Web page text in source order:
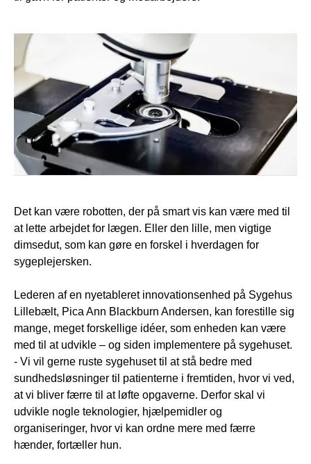
Det kan være robotten, der på smart vis kan være med til
at lette arbejdet for lægen. Eller den lille, men vigtige
dimsedut, som kan gøre en forskel i hverdagen for
sygeplejersken.
Lederen af en nyetableret innovationsenhed på Sygehus
Lillebælt, Pica Ann Blackburn Andersen, kan forestille sig
mange, meget forskellige idéer, som enheden kan være
med til at udvikle – og siden implementere på sygehuset.
- Vi vil gerne ruste sygehuset til at stå bedre med
sundhedsløsninger til patienterne i fremtiden, hvor vi ved,
at vi bliver færre til at løfte opgaverne. Derfor skal vi
udvikle nogle teknologier, hjælpemidler og
organiseringer, hvor vi kan ordne mere med færre
hænder, fortæller hun.